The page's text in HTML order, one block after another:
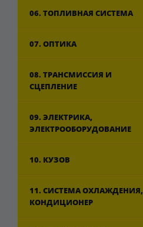
06. ТОПЛИВНАЯ СИСТЕМА
07. ОПТИКА
08. ТРАНСМИССИЯ И
СЦЕПЛЕНИЕ
09. ЭЛЕКТРИКА,
ЭЛЕКТРООБОРУДОВАНИЕ
10. КУЗОВ
11. СИСТЕМА ОХЛАЖДЕНИЯ,
КОНДИЦИОНЕР